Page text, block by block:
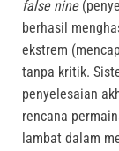
false nine
berhasil
ekstrem
tanpa kritik.
penyelesaian
rencana
lambat dalam